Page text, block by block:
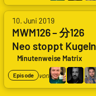
Hoaxmaster,
Bastian
Wölfle
Mirko
10. Juni 2019
MWM126 – 分126
Neo stoppt Kugeln
und sieht grün
Minutenweise Matrix
Episode von
von
Arne
Ruddat
Codenaga,
Alexander
Waschkau
Hoaxmaster,